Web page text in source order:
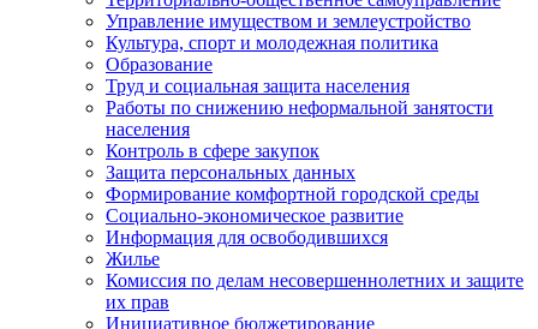
Управление имуществом и землеустройство
Культура, спорт и молодежная политика
Образование
Труд и социальная защита населения
Работы по снижению неформальной занятости
населения
Контроль в сфере закупок
Защита персональных данных
Формирование комфортной городской среды
Социально-экономическое развитие
Информация для освободившихся
Жилье
Комиссия по делам несовершеннолетних и защите
их прав
Инициативное бюджетирование